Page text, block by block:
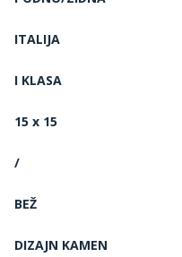
ITALIJA
I KLASA
15 x 15
/
BEŽ
DIZAJN KAMEN